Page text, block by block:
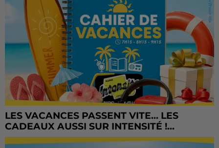
LES VACANCES PASSENT VITE... LES
CADEAUX AUSSI SUR INTENSITÉ !...